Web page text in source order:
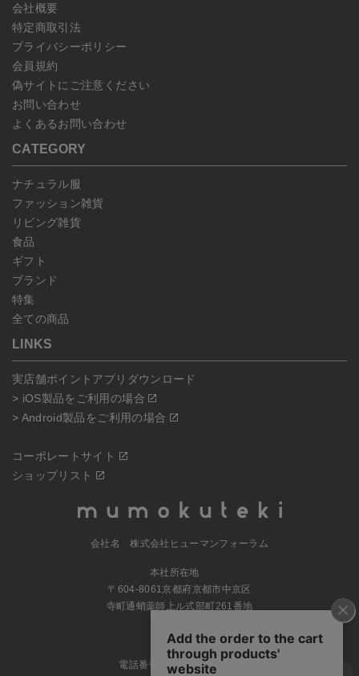
会社概要
特定商取引法
プライバシーポリシー
会員規約
偽サイトにご注意ください
お問い合わせ
よくあるお問い合わせ
CATEGORY
ナチュラル服
ファッション雑貨
リビング雑貨
食品
ギフト
ブランド
特集
全ての商品
LINKS
実店舗ポイントアプリダウンロード
> iOS製品をご利用の場合
> Android製品をご利用の場合
コーポレートサイト
ショップリスト
会社名 株式会社ヒューマンフォーラム
本社所在地
〒604-8061京都府京都市中京区
寺町通蛸薬師上ル式部町261番地
MAP
電話番号 070-5504-0806